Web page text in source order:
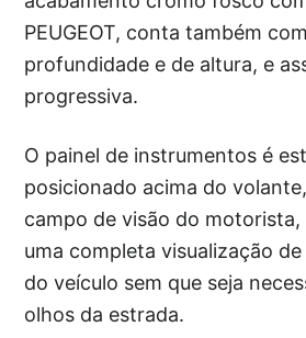
PEUGEOT, conta também
profundidade e de altura, e
progressiva.
O painel de instrumentos é
posicionado acima do
campo de visão do
uma completa visualização
do veículo sem que seja
olhos da estrada.